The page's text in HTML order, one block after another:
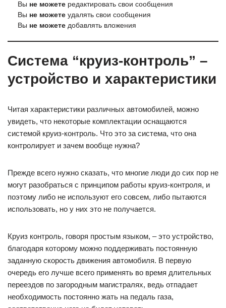
Вы не можете редактировать свои сообщения
Вы не можете удалять свои сообщения
Вы не можете добавлять вложения
Система “круиз-контроль” –
устройство и характеристики
Читая характеристики различных автомобилей, можно
увидеть, что некоторые комплектации оснащаются
системой круиз-контроль. Что это за система, что она
контролирует и зачем вообще нужна?
Прежде всего нужно сказать, что многие люди до сих пор не
могут разобраться с принципом работы круиз-контроля, и
поэтому либо не используют его совсем, либо пытаются
использовать, но у них это не получается.
Круиз контроль, говоря простым языком, – это устройство,
благодаря которому можно поддерживать постоянную
заданную скорость движения автомобиля. В первую
очередь его лучше всего применять во время длительных
переездов по загородным магистралях, ведь отпадает
необходимость постоянно жать на педаль газа,